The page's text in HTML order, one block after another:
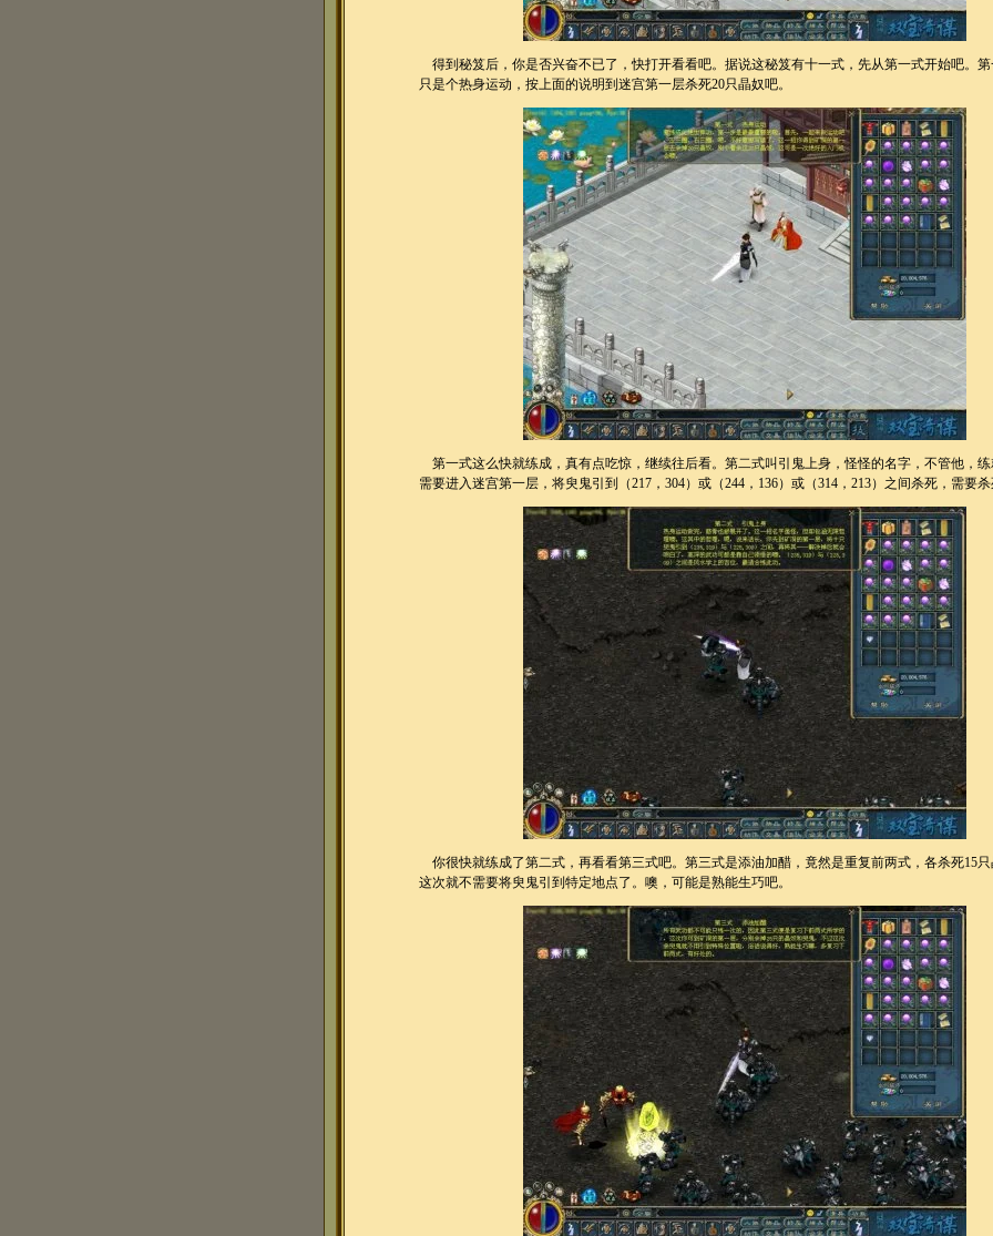
得到秘笈后，你是否兴奋不已了，快打开看看吧。据说这秘笈有十一式，先从第一式开始吧。第
只是个热身运动，按上面的说明到迷宫第一层杀死20只晶奴吧。
第一式这么快就练成，真有点吃惊，继续往后看。第二式叫引鬼上身，怪怪的名字，不管他，
需要进入迷宫第一层，将臾鬼引到（217，304）或（244，136）或（314，213）之间杀死，需要杀
你很快就练成了第二式，再看看第三式吧。第三式是添油加醋，竟然是重复前两式，各杀死15只
这次就不需要将臾鬼引到特定地点了。噢，可能是熟能生巧吧。